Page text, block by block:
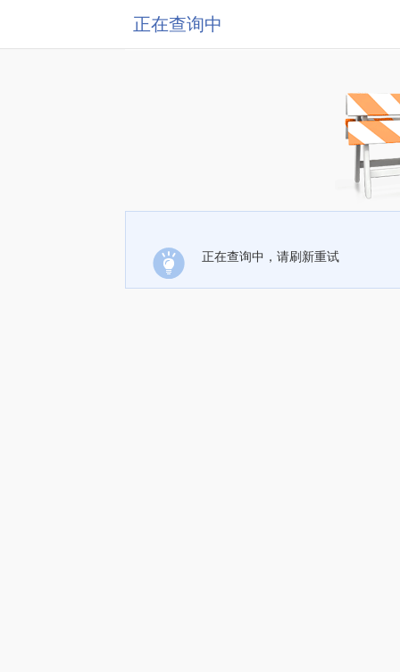
正在查询中
正在查询中，请刷新重试